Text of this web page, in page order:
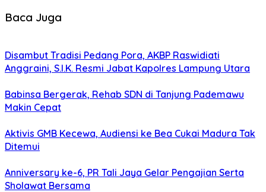
Baca Juga
Disambut Tradisi Pedang Pora, AKBP Raswidiati
Anggraini, S.I.K. Resmi Jabat Kapolres Lampung Utara
Babinsa Bergerak, Rehab SDN di Tanjung Pademawu
Makin Cepat
Aktivis GMB Kecewa, Audiensi ke Bea Cukai Madura Tak
Ditemui
Anniversary ke-6, PR Tali Jaya Gelar Pengajian Serta
Sholawat Bersama